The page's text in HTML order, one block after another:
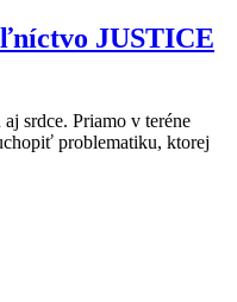
JUSTICE
srdce. Priamo v teréne
problematiku, ktorej